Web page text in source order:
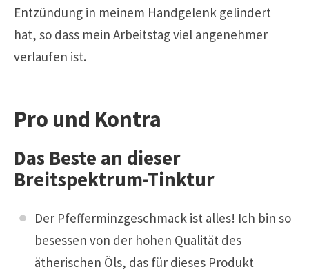
Entzündung in meinem Handgelenk gelindert
hat, so dass mein Arbeitstag viel angenehmer
verlaufen ist.
Pro und Kontra
Das Beste an dieser
Breitspektrum-Tinktur
Der Pfefferminzgeschmack ist alles! Ich bin so
besessen von der hohen Qualität des
ätherischen Öls, das für dieses Produkt